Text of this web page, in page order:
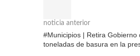
noticia anterior
#Municipios | Retira Gobierno
toneladas de basura en la